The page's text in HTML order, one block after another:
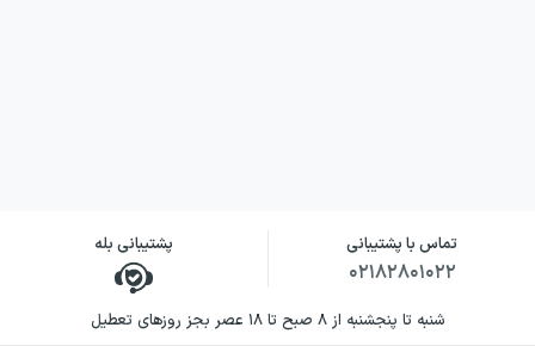
تماس با پشتیبانی
۰۲۱۸۲۸۰۱۰۲۲
پشتیبانی بله
شنبه تا پنجشنبه از ۸ صبح تا ۱۸ عصر بجز روزهای تعطیل